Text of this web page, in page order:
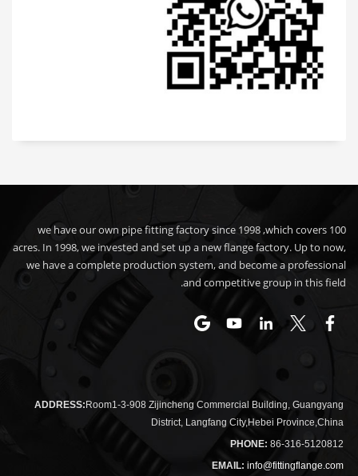
we have our own pipe fitting factory since 1998 ,which covers 100
acres. In 1998, we invested and set up a new flange factory. Up to now,
we have a complete production system, and become a professional
and competitive group in this field.
ADDRESS:Room1-3-908 Zijincheng Commercial Building, Guangyang
District, Langfang City,Hebei Province,China
PHONE: 86-316-5120812
EMAIL: info@fittingflange.com